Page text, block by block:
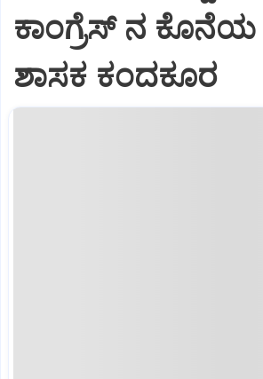
ಕಾಂಗ್ರೆಸ್ ನ‌‌
ಶಾಸಕ ಕಂದಕೂರ